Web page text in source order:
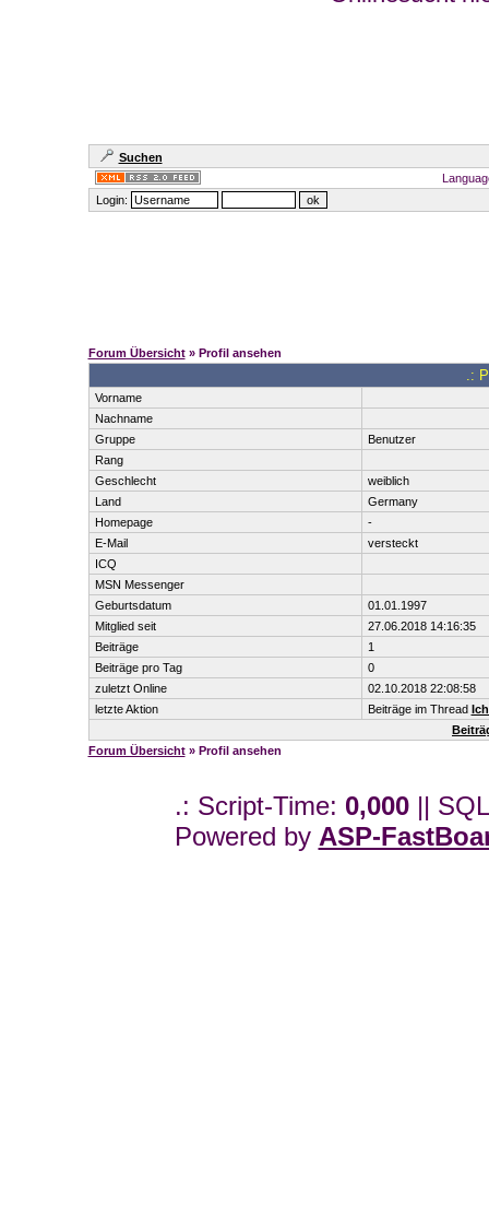
Suchen
Login:
Forum Übersicht» Profil ansehen
.:
Vorname
Nachname
Gruppe
Benutzer
Rang
Geschlecht
weiblich
Land
Germany
Homepage
-
E-Mail
versteckt
ICQ
MSN Messenger
Geburtsdatum
01.01.1997
Mitglied seit
27.06.2018 14:16:35
Beiträge
1
Beiträge pro Tag
0
zuletzt Online
02.10.2018 22:08:58
letzte Aktion
Beiträge im Thread
Forum Übersicht» Profil ansehen
.: Script-Time: 0,000||
Powered by ASP-